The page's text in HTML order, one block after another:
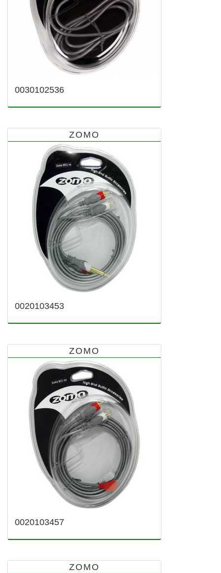
0030102536
ZOMO
0020103453
ZOMO
0020103457
ZOMO